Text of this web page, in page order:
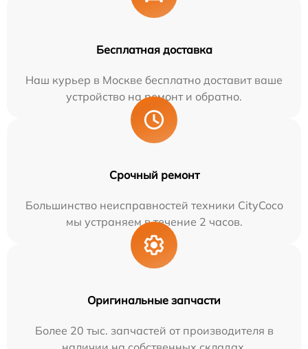
Бесплатная доставка
Наш курьер в Москве бесплатно доставит ваше
устройство на ремонт и обратно.
Срочный ремонт
Большинство неисправностей техники CityCoco
мы устраняем в течение 2 часов.
Оригинальные запчасти
Более 20 тыс. запчастей от производителя в